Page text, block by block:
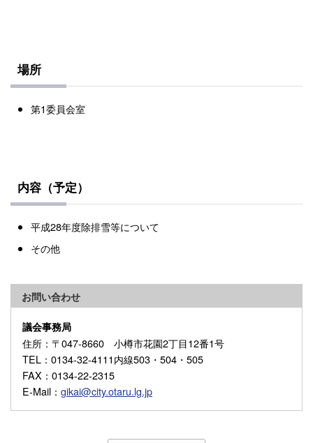
場所
第1委員会室
内容（予定）
平成28年度除排雪等について
その他
お問い合わせ
議会事務局
住所 ：〒047-8660 小樽市花園2丁目12番1号
TEL ：0134-32-4111内線503・504・505
FAX ：0134-22-2315
E-Mail ： gikai@city.otaru.lg.jp